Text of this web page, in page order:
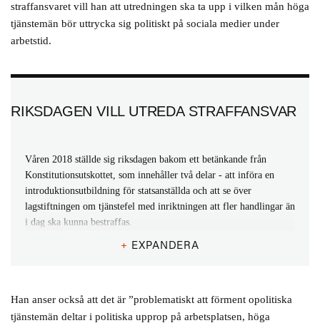
straffansvaret vill han att utredningen ska ta upp i vilken mån höga
tjänstemän bör uttrycka sig politiskt på sociala medier under
arbetstid.
RIKSDAGEN VILL UTREDA STRAFFANSVAR
Våren 2018 ställde sig riksdagen bakom ett betänkande från
Konstitutionsutskottet, som innehåller två delar - att införa en
introduktionsutbildning för statsanställda och att se över
lagstiftningen om tjänstefel med inriktningen att fler handlingar än
i dag ska kunna bestraffas.
Introduktionsutbildningen utreds sedan i våras av
Tillitsdelegationen tillsattes 2016 för att utveckla tillitsbaserad
+ EXPANDERA
Han anser också att det är ”problematiskt att förment opolitiska
tjänstemän deltar i politiska upprop på arbetsplatsen, höga